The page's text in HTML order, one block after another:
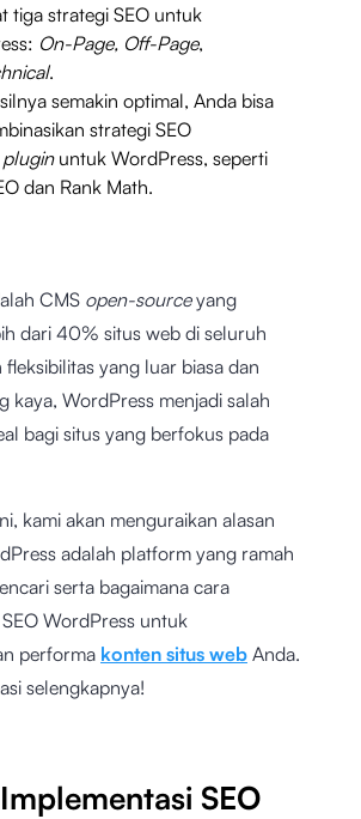
tiga strategi SEO untuk
On-Page, Off-Page,
.
semakin optimal, Anda bisa
strategi SEO
plugin untuk WordPress, seperti
dan Rank Math.
CMS open-sourceyang
dari 40% situs web di seluruh
yang luar biasa dan
kaya, WordPress menjadi salah
bagi situs yang berfokus pada
kami akan menguraikan alasan
adalah platform yang ramah
serta bagaimana cara
WordPress untuk
performa konten situs web Anda.
selengkapnya!
SEO